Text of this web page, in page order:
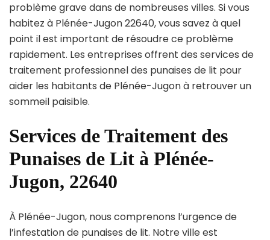
problème grave dans de nombreuses villes. Si vous
habitez à Plénée-Jugon 22640, vous savez à quel
point il est important de résoudre ce problème
rapidement. Les entreprises offrent des services de
traitement professionnel des punaises de lit pour
aider les habitants de Plénée-Jugon à retrouver un
sommeil paisible.
Services de Traitement des
Punaises de Lit à Plénée-
Jugon, 22640
À Plénée-Jugon, nous comprenons l’urgence de
l’infestation de punaises de lit. Notre ville est